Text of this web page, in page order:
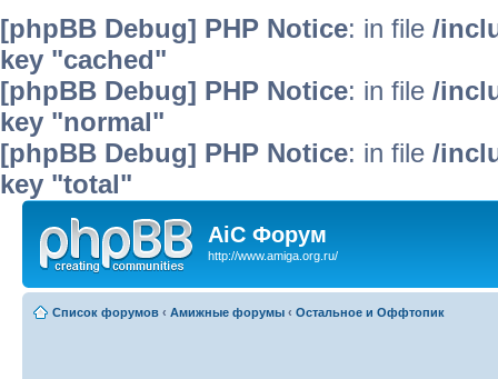
[phpBB Debug] PHP Notice: in file /
key "cached"
[phpBB Debug] PHP Notice: in file /
key "normal"
[phpBB Debug] PHP Notice: in file /
key "total"
AiC Форум
http://www.amiga.org.ru/
Список форумов ‹ Амижные форумы ‹ Остальное и Оффтопик